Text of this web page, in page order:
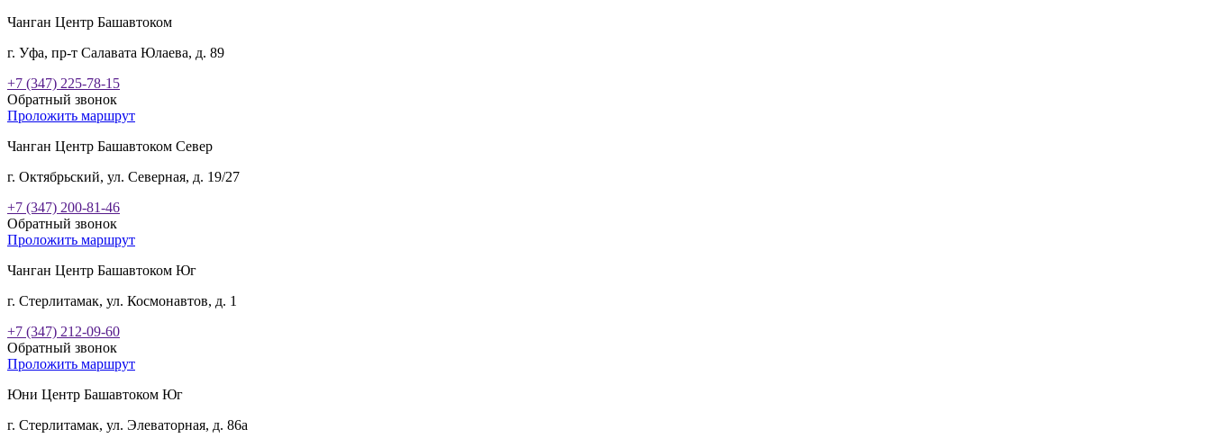
Чанган Центр Башавтоком
г. Уфа, пр-т Салавата Юлаева, д. 89
+7 (347) 225-78-15
Обратный звонок
Проложить маршрут
Чанган Центр Башавтоком Север
г. Октябрьский, ул. Северная, д. 19/27
+7 (347) 200-81-46
Обратный звонок
Проложить маршрут
Чанган Центр Башавтоком Юг
г. Стерлитамак, ул. Космонавтов, д. 1
+7 (347) 212-09-60
Обратный звонок
Проложить маршрут
Юни Центр Башавтоком Юг
г. Стерлитамак, ул. Элеваторная, д. 86а